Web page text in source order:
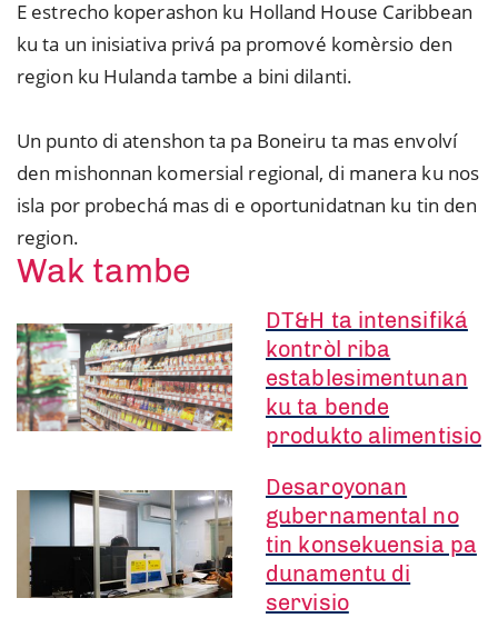
E estrecho koperashon ku Holland House Caribbean
ku ta un inisiativa privá pa promové komèrsio den
region ku Hulanda tambe a bini dilanti.
Un punto di atenshon ta pa Boneiru ta mas envolví
den mishonnan komersial regional, di manera ku nos
isla por probechá mas di e oportunidatnan ku tin den
region.
Wak tambe
DT&H ta intensifiká
kontròl riba
establesimentunan
ku ta bende
produkto alimentisio
Desaroyonan
gubernamental no
tin konsekuensia pa
dunamentu di
servisio